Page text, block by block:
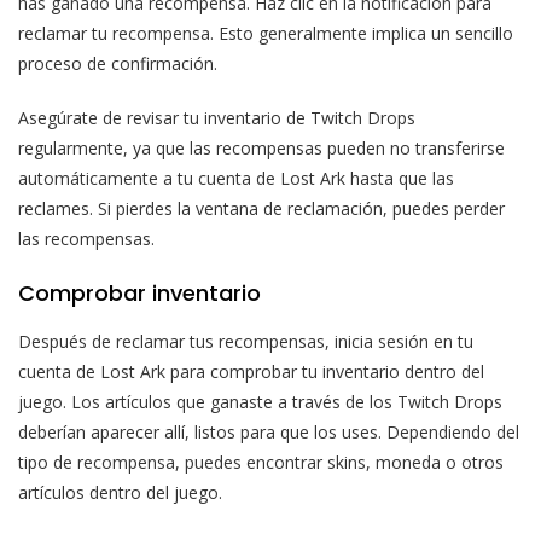
reclamar tu recompensa. Esto generalmente implica un sencillo
proceso de confirmación.
Asegúrate de revisar tu inventario de Twitch Drops
regularmente, ya que las recompensas pueden no transferirse
automáticamente a tu cuenta de Lost Ark hasta que las
reclames. Si pierdes la ventana de reclamación, puedes perder
las recompensas.
Comprobar inventario
Después de reclamar tus recompensas, inicia sesión en tu
cuenta de Lost Ark para comprobar tu inventario dentro del
juego. Los artículos que ganaste a través de los Twitch Drops
deberían aparecer allí, listos para que los uses. Dependiendo del
tipo de recompensa, puedes encontrar skins, moneda o otros
artículos dentro del juego.